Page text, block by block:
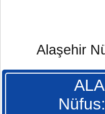
Alaşehir